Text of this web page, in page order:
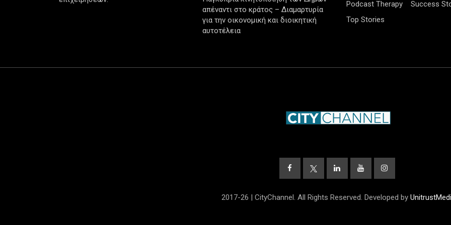
απέναντι στο κράτος – Διαμαρτυρία
για την οικονομική και διοικητική
αυτοτέλεια
Podcast Therapy
Success
Top Stories
2017-26 | CityChannel. All Rights Reserved. Developed by